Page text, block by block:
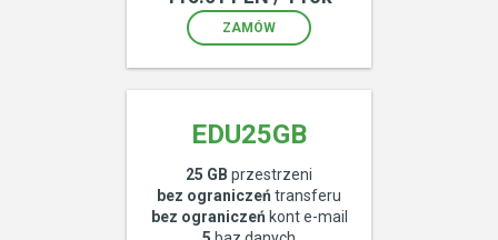
ZAMÓW
EDU25GB
25 GB przestrzeni
bez ograniczeń transferu
bez ograniczeń kont e-mail